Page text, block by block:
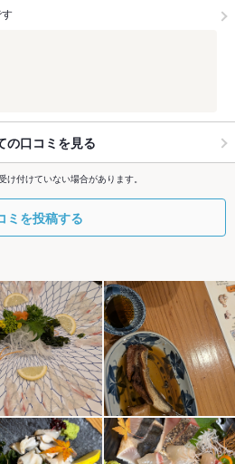
の口コミを見る
付けていない場合があります。
ミを投稿する